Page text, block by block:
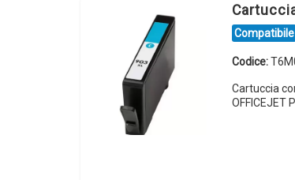
Compatibile
Codice:
Cartuccia
OFFICEJET